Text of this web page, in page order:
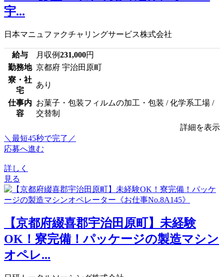
宇...
日本マニュファクチャリングサービス株式会社
給与 月収例231,000円
勤務地 京都府 宇治田原町
寮・社
宅
あり
仕事内
容
お菓子・包装フィルムの加工・包装 / 化学系工場 /
交替制
詳細を表示
＼最短45秒で完了／
応募へ進む
詳しく
見る
【京都府綴喜郡宇治田原町】未経験
OK！寮完備！パッケージの製造マシン
オペレ...